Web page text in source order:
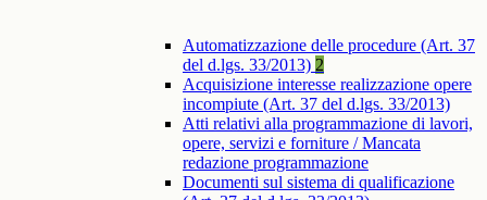
Automatizzazione delle procedure (Art. 37
del d.lgs. 33/2013) 2
Acquisizione interesse realizzazione opere
incompiute (Art. 37 del d.lgs. 33/2013)
Atti relativi alla programmazione di lavori,
opere, servizi e forniture / Mancata
redazione programmazione
Documenti sul sistema di qualificazione